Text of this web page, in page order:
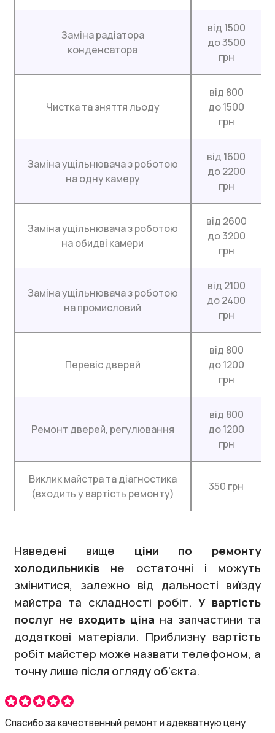
Заміна радіатора
конденсатора
від 1500
до 3500
грн
Чистка та зняття льоду
від 800
до 1500
грн
Заміна ущільнювача з роботою
на одну камеру
від 1600
до 2200
грн
Заміна ущільнювача з роботою
на обидві камери
від 2600
до 3200
грн
Заміна ущільнювача з роботою
на промисловий
від 2100
до 2400
грн
Перевіс дверей
від 800
до 1200
грн
Ремонт дверей, регулювання
від 800
до 1200
грн
Виклик майстра та діагностика
(входить у вартість ремонту)
350 грн
Наведені вище ціни по ремонту
холодильників не остаточні і можуть
змінитися, залежно від дальності виїзду
майстра та складності робіт. У вартість
послуг не входить ціна на запчастини та
додаткові матеріали. Приблизну вартість
робіт майстер може назвати телефоном, а
точну лише після огляду об'єкта.
Спасибо за качественный ремонт и адекватную цену